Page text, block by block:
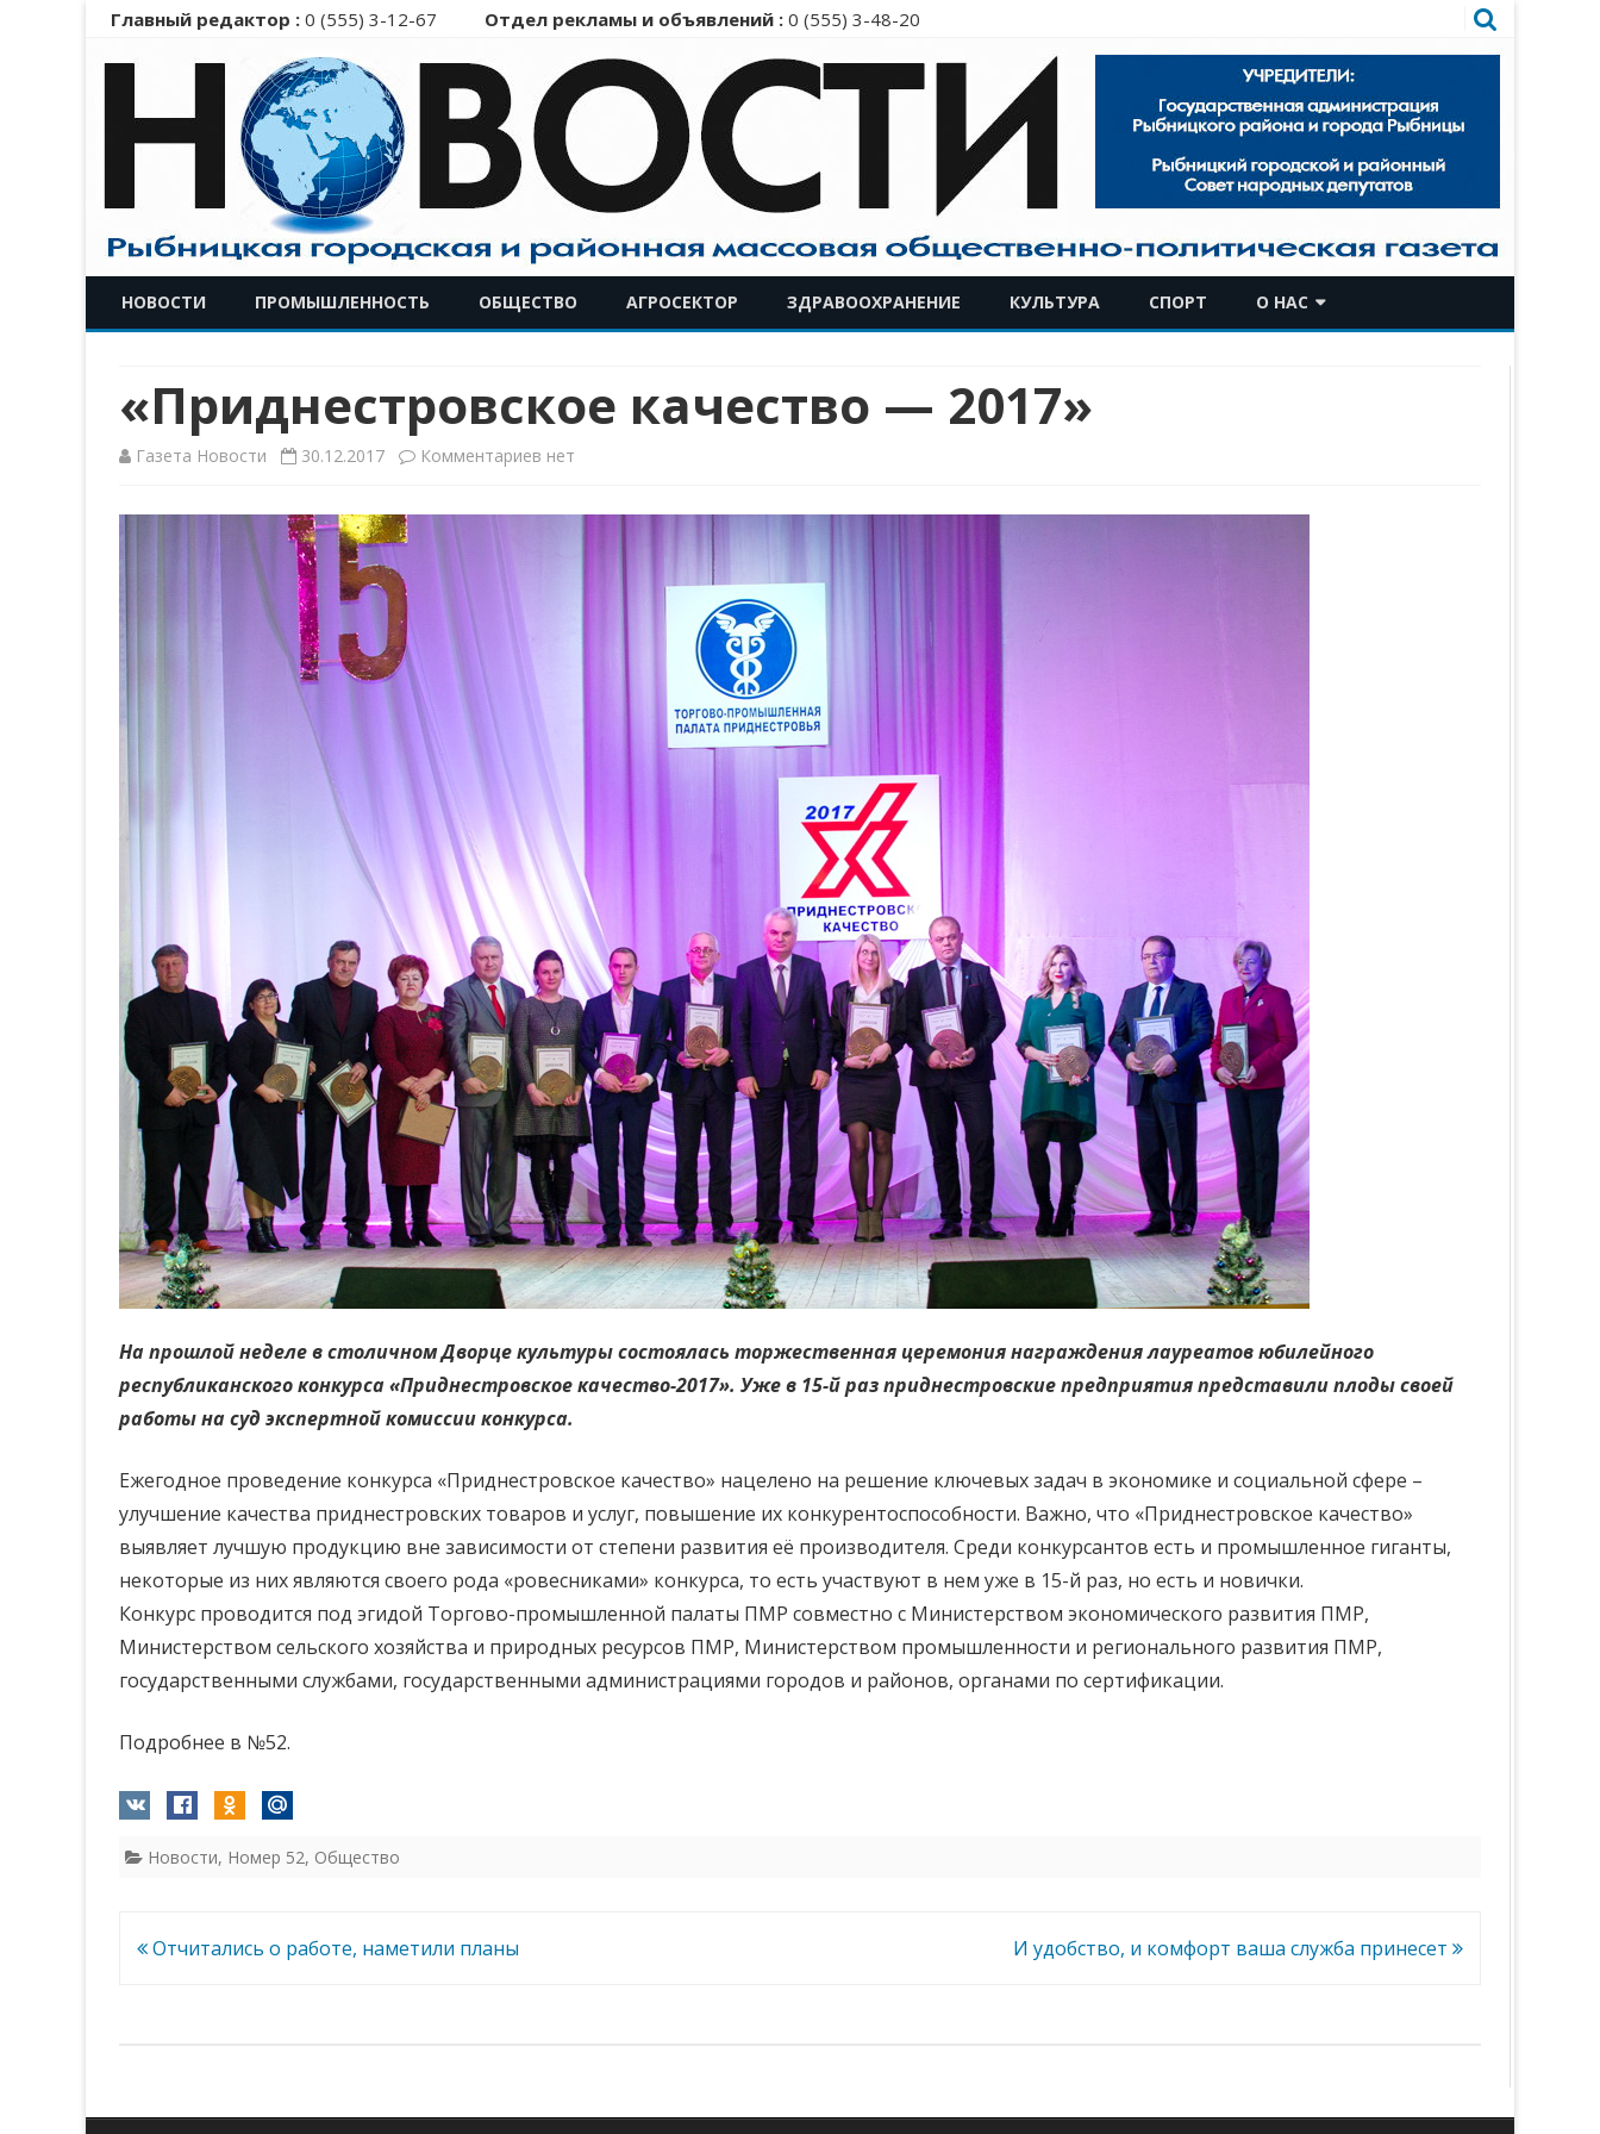
Главный редактор : 0 (555) 3-12-67 Отдел рекламы и объявлений : 0 (555) 3-48-20
к
содержимому
НОВОСТИ ПРОМЫШЛЕННОСТЬ ОБЩЕСТВО АГРОСЕКТОР ЗДРАВООХРАНЕНИЕ КУЛЬТУРА СПОРТ О НАС
«Приднестровское качество — 2017»
Газета Новости 30.12.2017 Комментариев кнет
На прошлой неделе в столичном Дворце культуры состоялась торжественная церемония награждения лауреатов юбилейного
республиканского конкурса «Приднестровское качество-2017». Уже в 15-й раз приднестровские предприятия представили плоды своей
работы на суд экспертной комиссии конкурса.
Ежегодное проведение конкурса «Приднестровское качество» нацелено на решение ключевых задач в экономике и социальной сфере –
улучшение качества приднестровских товаров и услуг, повышение их конкурентоспособности. Важно, что «Приднестровское качество»
выявляет лучшую продукцию вне зависимости от степени развития её производителя. Среди конкурсантов есть и промышленное гиганты,
некоторые из них являются своего рода «ровесниками» конкурса, то есть участвуют в нем уже в 15-й раз, но есть и новички.
Конкурс проводится под эгидой Торгово-промышленной палаты ПМР совместно с Министерством экономического развития ПМР,
Министерством сельского хозяйства и природных ресурсов ПМР, Министерством промышленности и регионального развития ПМР,
государственными службами, государственными администрациями городов и районов, органами по сертификации.
Подробнее в №52.
Новости, Номер 52, Общество
Навигация
Отчитались о работе, наметили планы И удобство, и комфорт ваша служба принесет